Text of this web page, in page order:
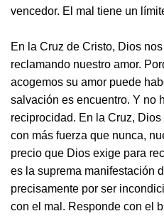
vencedor. El mal tiene un
En la Cruz de Cristo, Dios
reclamando nuestro amor.
acogemos su amor puede
salvación es encuentro. Y no
reciprocidad. En la Cruz,
con más fuerza que nunca,
precio que Dios exige para
es la suprema manifestación
precisamente por ser
con el mal. Responde con el